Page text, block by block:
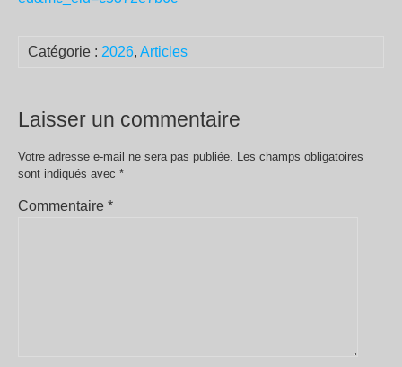
Catégorie : 2026, Articles
Laisser un commentaire
Votre adresse e-mail ne sera pas publiée. Les champs obligatoires
sont indiqués avec *
Commentaire *